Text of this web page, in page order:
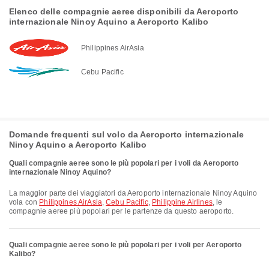
Elenco delle compagnie aeree disponibili da Aeroporto
internazionale Ninoy Aquino a Aeroporto Kalibo
Philippines AirAsia
Cebu Pacific
Domande frequenti sul volo da Aeroporto internazionale
Ninoy Aquino a Aeroporto Kalibo
Quali compagnie aeree sono le più popolari per i voli da Aeroporto
internazionale Ninoy Aquino?
La maggior parte dei viaggiatori da Aeroporto internazionale Ninoy Aquino
vola con Philippines AirAsia,Cebu Pacific, Philippine Airlines, le
compagnie aeree più popolari per le partenze da questo aeroporto.
Quali compagnie aeree sono le più popolari per i voli per Aeroporto
Kalibo?